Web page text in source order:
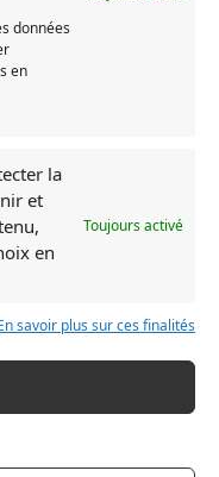
données
en
la
et
en
Toujours activé
savoir plus sur ces finalités